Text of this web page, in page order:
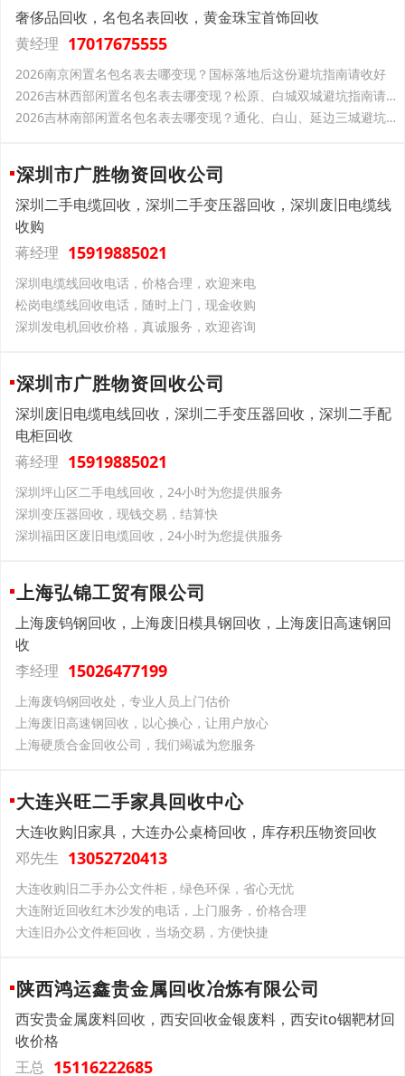
奢侈品回收，名包名表回收，黄金珠宝首饰回收
黄经理 17017675555
2026南京闲置名包名表去哪变现？国标落地后这份避坑指南请收好
2026吉林西部闲置名包名表去哪变现？松原、白城双城避坑指南请收好
2026吉林南部闲置名包名表去哪变现？通化、白山、延边三城避坑指南请收好
深圳市广胜物资回收公司
深圳二手电缆回收，深圳二手变压器回收，深圳废旧电缆线
收购
蒋经理 15919885021
深圳电缆线回收电话，价格合理，欢迎来电
松岗电缆线回收电话，随时上门，现金收购
深圳发电机回收价格，真诚服务，欢迎咨询
深圳市广胜物资回收公司
深圳废旧电缆电线回收，深圳二手变压器回收，深圳二手配
电柜回收
蒋经理 15919885021
深圳坪山区二手电线回收，24小时为您提供服务
深圳变压器回收，现钱交易，结算快
深圳福田区废旧电缆回收，24小时为您提供服务
上海弘锦工贸有限公司
上海废钨钢回收，上海废旧模具钢回收，上海废旧高速钢回
收
李经理 15026477199
上海废钨钢回收处，专业人员上门估价
上海废旧高速钢回收，以心换心，让用户放心
上海硬质合金回收公司，我们竭诚为您服务
大连兴旺二手家具回收中心
大连收购旧家具，大连办公桌椅回收，库存积压物资回收
邓先生 13052720413
大连收购旧二手办公文件柜，绿色环保，省心无忧
大连附近回收红木沙发的电话，上门服务，价格合理
大连旧办公文件柜回收，当场交易，方便快捷
陕西鸿运鑫贵金属回收冶炼有限公司
西安贵金属废料回收，西安回收金银废料，西安ito铟靶材回
收价格
王总 15116222685